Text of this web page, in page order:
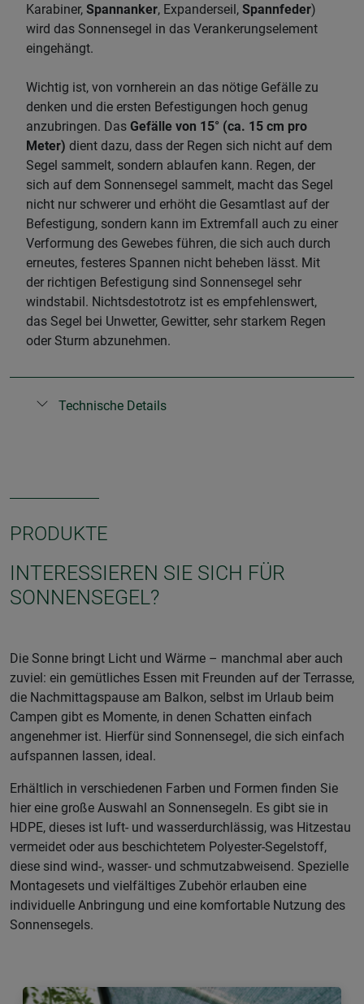
Karabiner, Spannanker, Expanderseil, Spannfeder)
wird das Sonnensegel in das Verankerungselement
eingehängt.
Wichtig ist, von vornherein an das nötige Gefälle zu
denken und die ersten Befestigungen hoch genug
anzubringen. Das Gefälle von 15° (ca. 15 cm pro
Meter) dient dazu, dass der Regen sich nicht auf dem
Segel sammelt, sondern ablaufen kann. Regen, der
sich auf dem Sonnensegel sammelt, macht das Segel
nicht nur schwerer und erhöht die Gesamtlast auf der
Befestigung, sondern kann im Extremfall auch zu einer
Verformung des Gewebes führen, die sich auch durch
erneutes, festeres Spannen nicht beheben lässt. Mit
der richtigen Befestigung sind Sonnensegel sehr
windstabil. Nichtsdestotrotz ist es empfehlenswert,
das Segel bei Unwetter, Gewitter, sehr starkem Regen
oder Sturm abzunehmen.
Technische Details
PRODUKTE
INTERESSIEREN SIE SICH FÜR
SONNENSEGEL?
Die Sonne bringt Licht und Wärme – manchmal aber auch
zuviel: ein gemütliches Essen mit Freunden auf der Terrasse,
die Nachmittagspause am Balkon, selbst im Urlaub beim
Campen gibt es Momente, in denen Schatten einfach
angenehmer ist. Hierfür sind Sonnensegel, die sich einfach
aufspannen lassen, ideal.
Erhältlich in verschiedenen Farben und Formen finden Sie
hier eine große Auswahl an Sonnensegeln. Es gibt sie in
HDPE, dieses ist luft- und wasserdurchlässig, was Hitzestau
vermeidet oder aus beschichtetem Polyester-Segelstoff,
diese sind wind-, wasser- und schmutzabweisend. Spezielle
Montagesets und vielfältiges Zubehör erlauben eine
individuelle Anbringung und eine komfortable Nutzung des
Sonnensegels.